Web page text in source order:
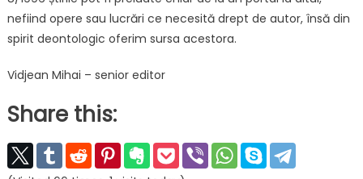
nefiind opere sau lucrări ce necesită drept de autor, însă din
spirit deontologic oferim sursa acestora.
Vidjean Mihai – senior editor
Share this: